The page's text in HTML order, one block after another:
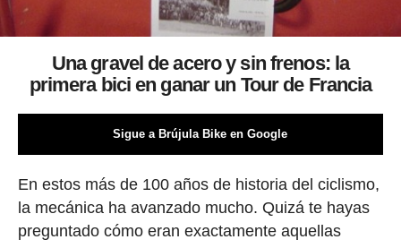
Una gravel de acero y sin frenos: la
primera bici en ganar un Tour de Francia
Sigue a Brújula Bike en Google
En estos más de 100 años de historia del ciclismo,
la mecánica ha avanzado mucho. Quizá te hayas
preguntado cómo eran exactamente aquellas